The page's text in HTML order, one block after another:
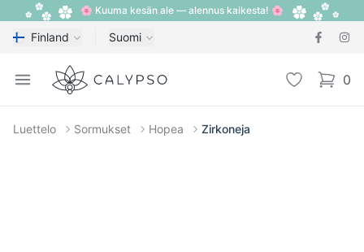
🌸 Kuuma kesän ale — alennus kaikesta! 🌸
Finland Suomi
Open menu
Calypso Toivelista 0
items
Luettelo Sormukset Hopea Zirkoneja